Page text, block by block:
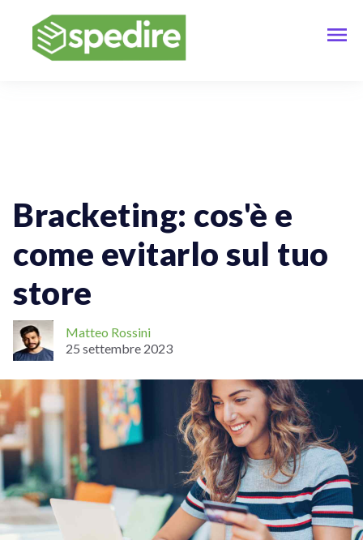
Bracketing: cos'è e
come evitarlo sul tuo
store
Matteo Rossini
25 settembre 2023